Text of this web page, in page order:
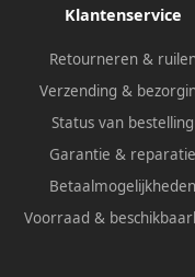
Klantenservice
Retourneren &
Verzending &
Status van bestelling
Garantie & reparatie
Betaalmogelijkheden
Voorraad &